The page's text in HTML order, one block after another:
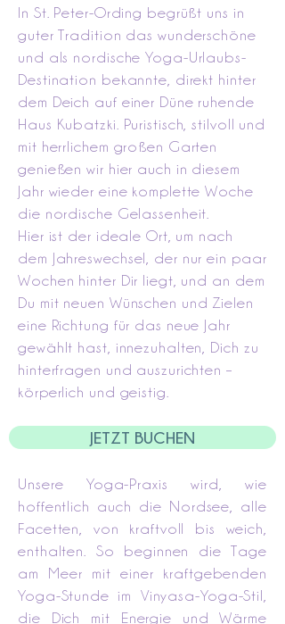
In St. Peter-Ording begrüßt uns in
guter Tradition das wunderschöne
und als nordische Yoga-Urlaubs-
Destination bekannte, direkt hinter
dem Deich auf einer Düne ruhende
Haus Kubatzki. Puristisch, stilvoll und
mit herrlichem großen Garten
genießen wir hier auch in diesem
Jahr wieder eine komplette Woche
die nordische Gelassenheit.
Hier ist der ideale Ort, um nach
dem Jahreswechsel, der nur ein paar
Wochen hinter Dir liegt, und an dem
Du mit neuen Wünschen und Zielen
eine Richtung für das neue Jahr
gewählt hast, innezuhalten, Dich zu
hinterfragen und auszurichten –
körperlich und geistig.
JETZT BUCHEN
Unsere Yoga-Praxis wird, wie
hoffentlich auch die Nordsee, alle
Facetten, von kraftvoll bis weich,
enthalten. So beginnen die Tage
am Meer mit einer kraftgebenden
Yoga-Stunde im Vinyasa-Yoga-Stil,
die Dich mit Energie und Wärme